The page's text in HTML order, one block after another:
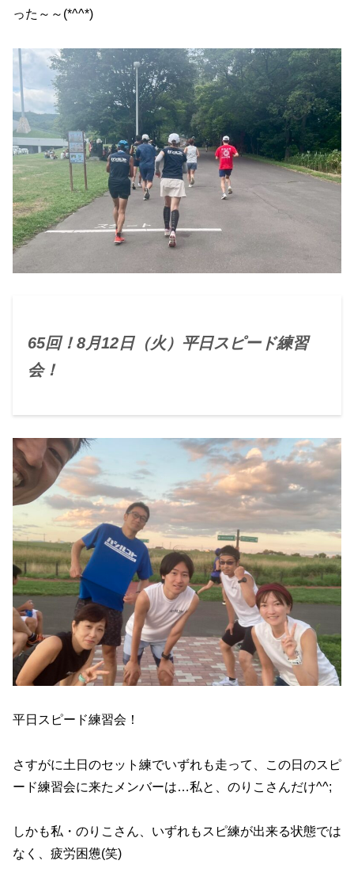
った～～(*^^*)
65回！8月12日（火）平日スピード練習
会！
平日スピード練習会！
さすがに土日のセット練でいずれも走って、この日のスピ
ード練習会に来たメンバーは…私と、のりこさんだけ^^;
しかも私・のりこさん、いずれもスピ練が出来る状態では
なく、疲労困憊(笑)